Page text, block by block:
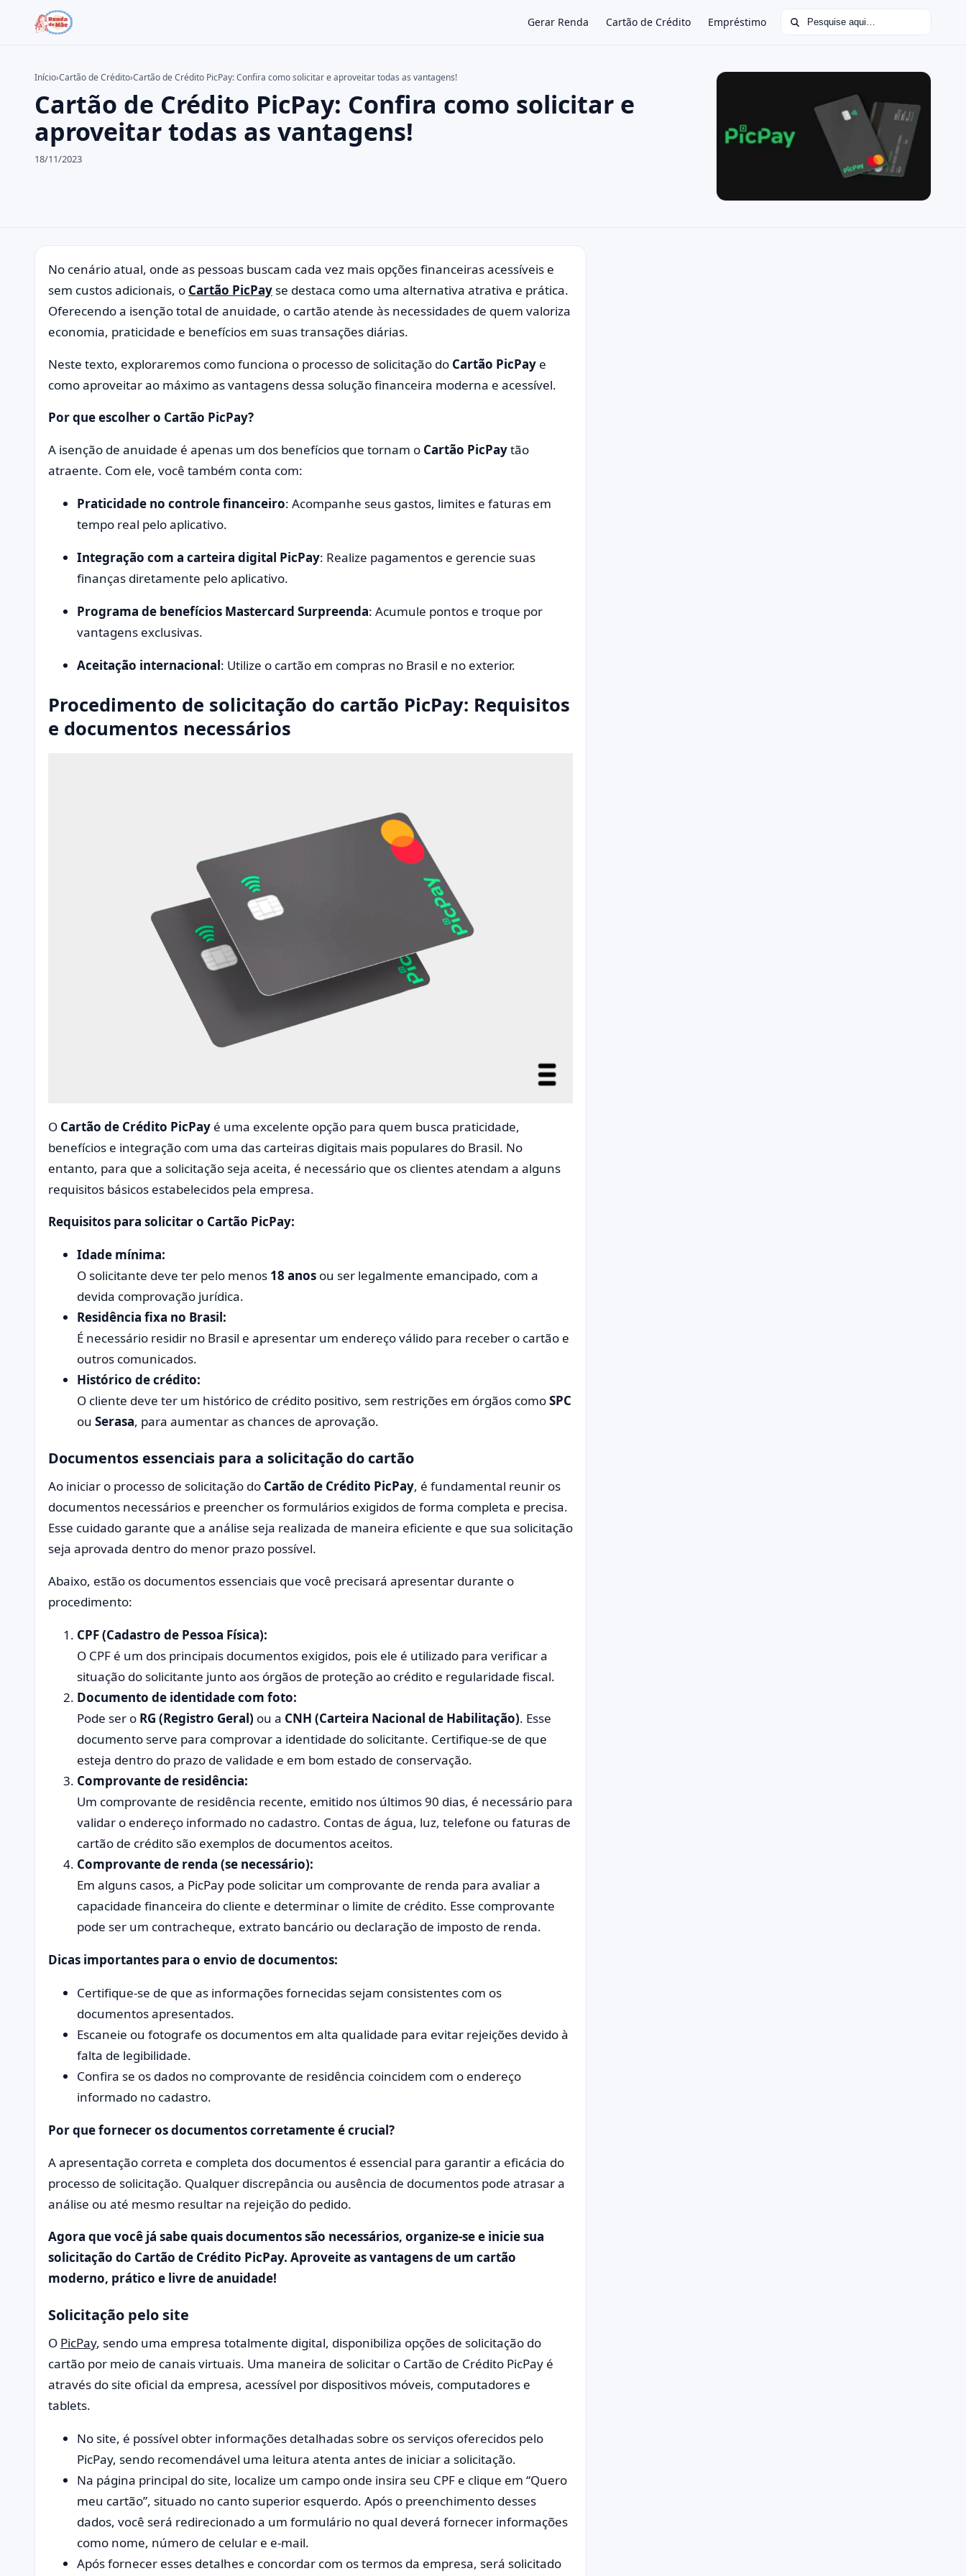
Gerar Renda Cartão de Crédito Empréstimo Buscar por:
Buscar no site ×
Pressione Enter para buscar ou ESC para fechar.
Início›Cartão de Crédito›Cartão de Crédito PicPay: Confira como solicitar e aproveitar todas as vantagens!
Cartão de Crédito PicPay: Confira como solicitar e
aproveitar todas as vantagens!
18/11/2023
No cenário atual, onde as pessoas buscam cada vez mais opções financeiras acessíveis e
sem custos adicionais, o Cartão PicPay se destaca como uma alternativa atrativa e prática.
Oferecendo a isenção total de anuidade, o cartão atende às necessidades de quem valoriza
economia, praticidade e benefícios em suas transações diárias.
Neste texto, exploraremos como funciona o processo de solicitação do Cartão PicPay e
como aproveitar ao máximo as vantagens dessa solução financeira moderna e acessível.
Por que escolher o Cartão PicPay?
A isenção de anuidade é apenas um dos benefícios que tornam o Cartão PicPaytão
atraente. Com ele, você também conta com:
Praticidade no controle financeiro: Acompanhe seus gastos, limites e faturas em
tempo real pelo aplicativo.
Integração com a carteira digital PicPay: Realize pagamentos e gerencie suas
finanças diretamente pelo aplicativo.
Programa de benefícios Mastercard Surpreenda: Acumule pontos e troque por
vantagens exclusivas.
Aceitação internacional: Utilize o cartão em compras no Brasil e no exterior.
Procedimento de solicitação do cartão PicPay: Requisitos
e documentos necessários
O Cartão de Crédito PicPay é uma excelente opção para quem busca praticidade,
benefícios e integração com uma das carteiras digitais mais populares do Brasil. No
entanto, para que a solicitação seja aceita, é necessário que os clientes atendam a alguns
requisitos básicos estabelecidos pela empresa.
Requisitos para solicitar o Cartão PicPay:
Idade mínima:
O solicitante deve ter pelo menos 18 anos ou ser legalmente emancipado, com a
devida comprovação jurídica.
Residência fixa no Brasil:
É necessário residir no Brasil e apresentar um endereço válido para receber o cartão e
outros comunicados.
Histórico de crédito:
O cliente deve ter um histórico de crédito positivo, sem restrições em órgãos comoSPC
ou Serasa, para aumentar as chances de aprovação.
Documentos essenciais para a solicitação do cartão
Ao iniciar o processo de solicitação do Cartão de Crédito PicPay, é fundamental reunir os
documentos necessários e preencher os formulários exigidos de forma completa e precisa.
Esse cuidado garante que a análise seja realizada de maneira eficiente e que sua solicitação
seja aprovada dentro do menor prazo possível.
Abaixo, estão os documentos essenciais que você precisará apresentar durante o
procedimento:
CPF (Cadastro de Pessoa Física):
O CPF é um dos principais documentos exigidos, pois ele é utilizado para verificar a
situação do solicitante junto aos órgãos de proteção ao crédito e regularidade fiscal.
Documento de identidade com foto:
Pode ser o RG (Registro Geral) ou a CNH (Carteira Nacional de Habilitação). Esse
documento serve para comprovar a identidade do solicitante. Certifique-se de que
esteja dentro do prazo de validade e em bom estado de conservação.
Comprovante de residência:
Um comprovante de residência recente, emitido nos últimos 90 dias, é necessário para
validar o endereço informado no cadastro. Contas de água, luz, telefone ou faturas de
cartão de crédito são exemplos de documentos aceitos.
Comprovante de renda (se necessário):
Em alguns casos, a PicPay pode solicitar um comprovante de renda para avaliar a
capacidade financeira do cliente e determinar o limite de crédito. Esse comprovante
pode ser um contracheque, extrato bancário ou declaração de imposto de renda.
Dicas importantes para o envio de documentos:
Certifique-se de que as informações fornecidas sejam consistentes com os
documentos apresentados.
Escaneie ou fotografe os documentos em alta qualidade para evitar rejeições devido à
falta de legibilidade.
Confira se os dados no comprovante de residência coincidem com o endereço
informado no cadastro.
Por que fornecer os documentos corretamente é crucial?
A apresentação correta e completa dos documentos é essencial para garantir a eficácia do
processo de solicitação. Qualquer discrepância ou ausência de documentos pode atrasar a
análise ou até mesmo resultar na rejeição do pedido.
Agora que você já sabe quais documentos são necessários, organize-se e inicie sua
solicitação do Cartão de Crédito PicPay. Aproveite as vantagens de um cartão
moderno, prático e livre de anuidade!
Solicitação pelo site
O PicPay, sendo uma empresa totalmente digital, disponibiliza opções de solicitação do
cartão por meio de canais virtuais. Uma maneira de solicitar o Cartão de Crédito PicPay é
através do site oficial da empresa, acessível por dispositivos móveis, computadores e
tablets.
No site, é possível obter informações detalhadas sobre os serviços oferecidos pelo
PicPay, sendo recomendável uma leitura atenta antes de iniciar a solicitação.
Na página principal do site, localize um campo onde insira seu CPF e clique em “Quero
meu cartão”, situado no canto superior esquerdo. Após o preenchimento desses
dados, você será redirecionado a um formulário no qual deverá fornecer informações
como nome, número de celular e e-mail.
Após fornecer esses detalhes e concordar com os termos da empresa, será solicitado